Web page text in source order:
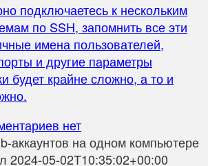
подключаетесь к нескольким
по SSH, запомнить все эти
имена пользователей,
и другие параметры
будет крайне сложно, а то и
нет
аккаунтов на одном компьютере
2024-05-02T10:35:02+00:00